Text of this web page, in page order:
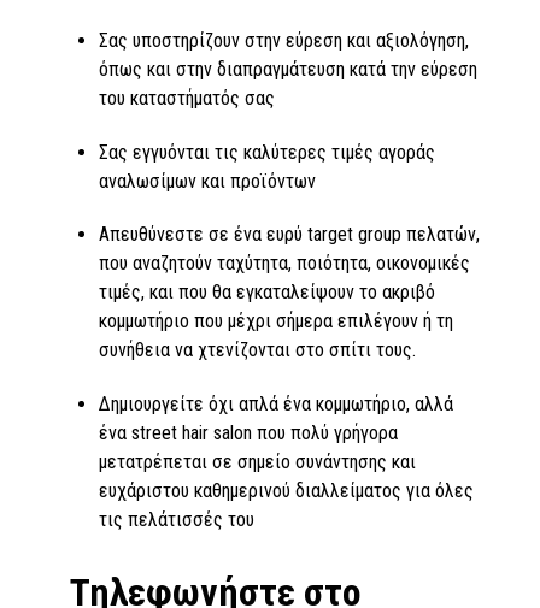
Σας υποστηρίζουν στην εύρεση και αξιολόγηση,
όπως και στην διαπραγμάτευση κατά την εύρεση
του καταστήματός σας
Σας εγγυόνται τις καλύτερες τιμές αγοράς
αναλωσίμων και προϊόντων
Απευθύνεστε σε ένα ευρύ target group πελατών,
που αναζητούν ταχύτητα, ποιότητα, οικονομικές
τιμές, και που θα εγκαταλείψουν το ακριβό
κομμωτήριο που μέχρι σήμερα επιλέγουν ή τη
συνήθεια να χτενίζονται στο σπίτι τους.
Δημιουργείτε όχι απλά ένα κομμωτήριο, αλλά
ένα street hair salon που πολύ γρήγορα
μετατρέπεται σε σημείο συνάντησης και
ευχάριστου καθημερινού διαλλείματος για όλες
τις πελάτισσές του
Τηλεφωνήστε στο